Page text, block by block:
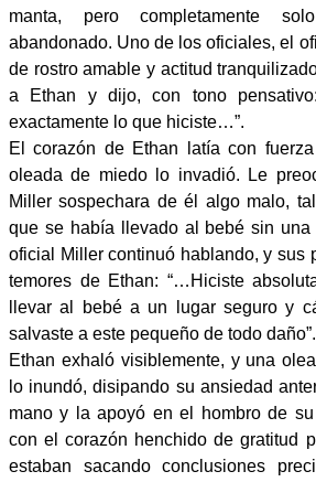
manta, pero completamente
abandonado. Uno de los oficiales, el
de rostro amable y actitud
a Ethan y dijo, con tono
exactamente lo que hiciste…”.
El corazón de Ethan latía con
oleada de miedo lo invadió. Le
Miller sospechara de él algo malo,
que se había llevado al bebé sin una
oficial Miller continuó hablando, y sus
temores de Ethan: “…Hiciste
llevar al bebé a un lugar seguro y
salvaste a este pequeño de todo daño”.
Ethan exhaló visiblemente, y una
lo inundó, disipando su ansiedad
mano y la apoyó en el hombro de
con el corazón henchido de gratitud
estaban sacando conclusiones